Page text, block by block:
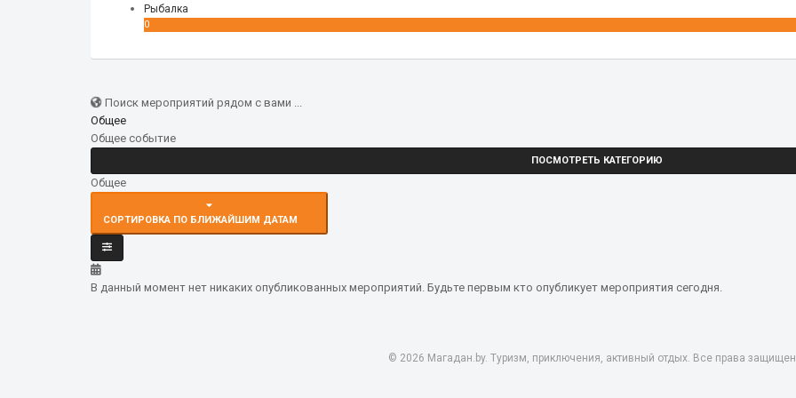
Рыбалка
0
Поиск мероприятий рядом с вами ...
Общее
Общее событие
ПОСМОТРЕТЬ КАТЕГОРИЮ
Общее
СОРТИРОВКА ПО БЛИЖАЙШИМ ДАТАМ
В данный момент нет никаких опубликованных мероприятий. Будьте первым кто опубликует мероприятия сегодня.
© 2026 Магадан.by. Туризм, приключения, активный отдых. Все права